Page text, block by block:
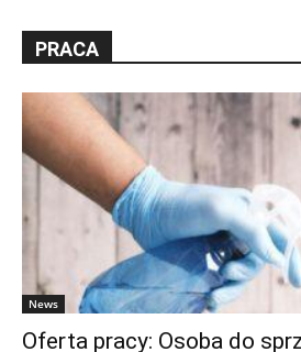
PRACA
News
Oferta pracy: Osoba do